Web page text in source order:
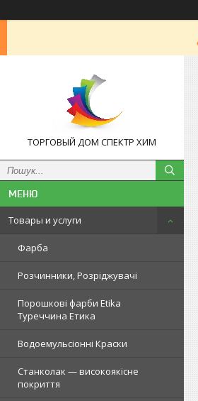
ТОРГОВЫЙ ДОМ СПЕКТР ХИМ
Товары и услуги
Фарба
Розчинники, Розріджувачі
Порошкові фарби Etika
Туреччина Етика
Водоемульсіонні Краски
Станколак — високоякісне
покриття